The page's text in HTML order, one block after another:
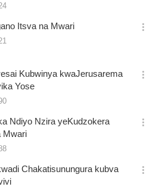
기
Itsva na Mwari
옵
기
Kubwinya kwaJerusarema
Yose
옵
기
Ndiyo Nzira yeKudzokera
Mwari
옵
기
Chakatisunungura kubva
옵